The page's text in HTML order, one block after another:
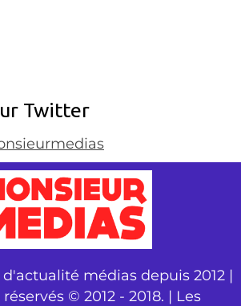
Twitter
médias depuis 2012 |
© 2012 - 2018. | Les